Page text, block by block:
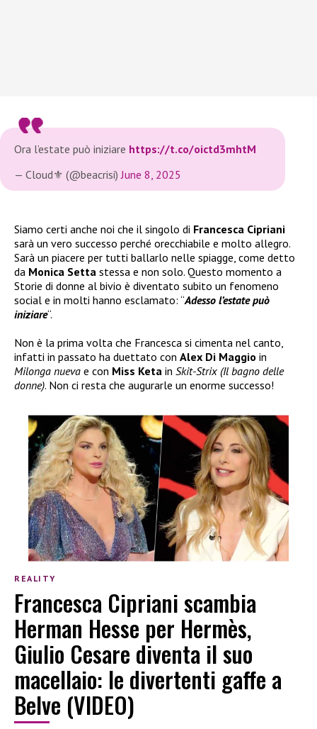
Ora l’estate può iniziare https://t.co/oictd3mhtM
— Cloud⚜️ (@beacrisi) June 8, 2025
Siamo certi anche noi che il singolo di Francesca Cipriani
sarà un vero successo perché orecchiabile e molto allegro.
Sarà un piacere per tutti ballarlo nelle spiagge, come detto
da Monica Setta stessa e non solo. Questo momento a
Storie di donne al bivio è diventato subito un fenomeno
social e in molti hanno esclamato: “Adesso l’estate può
iniziare“.
Non è la prima volta che Francesca si cimenta nel canto,
infatti in passato ha duettato con Alex Di Maggio in
Milonga nueva e con Miss Keta in Skit-Strix (Il bagno delle
donne). Non ci resta che augurarle un enorme successo!
REALITY
Francesca Cipriani scambia
Herman Hesse per Hermès,
Giulio Cesare diventa il suo
macellaio: le divertenti gaffe a
Belve (VIDEO)